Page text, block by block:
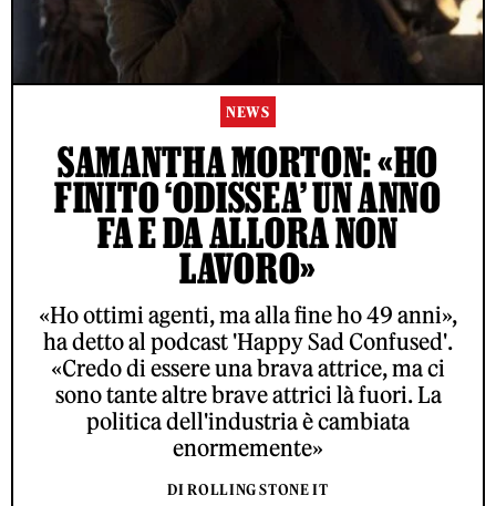
NEWS
SAMANTHA MORTON: «HO
FINITO ‘ODISSEA’ UN ANNO
FA E DA ALLORA NON
LAVORO»
«Ho ottimi agenti, ma alla fine ho 49 anni»,
ha detto al podcast 'Happy Sad Confused'.
«Credo di essere una brava attrice, ma ci
sono tante altre brave attrici là fuori. La
politica dell'industria è cambiata
enormemente»
DI ROLLING STONE IT